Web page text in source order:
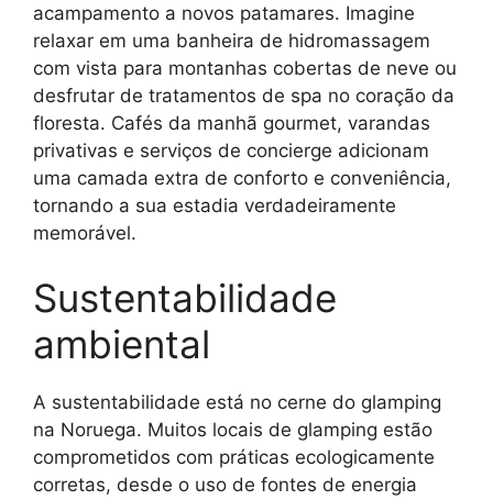
acampamento a novos patamares. Imagine
relaxar em uma banheira de hidromassagem
com vista para montanhas cobertas de neve ou
desfrutar de tratamentos de spa no coração da
floresta. Cafés da manhã gourmet, varandas
privativas e serviços de concierge adicionam
uma camada extra de conforto e conveniência,
tornando a sua estadia verdadeiramente
memorável.
Sustentabilidade
ambiental
A sustentabilidade está no cerne do glamping
na Noruega. Muitos locais de glamping estão
comprometidos com práticas ecologicamente
corretas, desde o uso de fontes de energia